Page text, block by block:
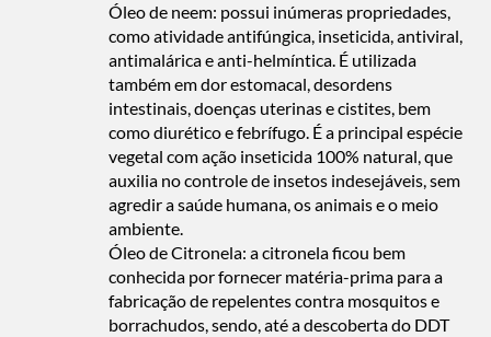
Óleo de neem: possui inúmeras propriedades,
como atividade antifúngica, inseticida, antiviral,
antimalárica e anti-helmíntica. É utilizada
também em dor estomacal, desordens
intestinais, doenças uterinas e cistites, bem
como diurético e febrífugo. É a principal espécie
vegetal com ação inseticida 100% natural, que
auxilia no controle de insetos indesejáveis, sem
agredir a saúde humana, os animais e o meio
ambiente.
Óleo de Citronela: a citronela ficou bem
conhecida por fornecer matéria-prima para a
fabricação de repelentes contra mosquitos e
borrachudos, sendo, até a descoberta do DDT